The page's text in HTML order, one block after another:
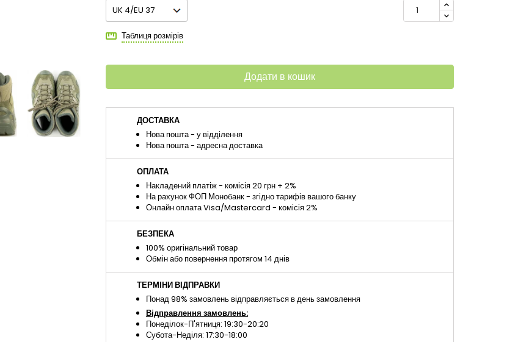
Таблиця розмірів
Додати в кошик
ДОСТАВКА
Нова пошта - у відділення
Нова пошта - адресна доставка
ОПЛАТА
Накладений платіж - комісія 20 грн + 2%
На рахунок ФОП Монобанк - згідно тарифів вашого банку
Онлайн оплата Visa/Mastercard - комісія 2%
БЕЗПЕКА
100% оригінальний товар
Обмін або повернення протягом 14 днів
ТЕРМІНИ ВІДПРАВКИ
Понад 98% замовлень відправляється в день замовлення
Відправлення замовлень:
Понеділок-П'ятниця: 19:30-20:20
Субота-Неділя: 17:30-18:00